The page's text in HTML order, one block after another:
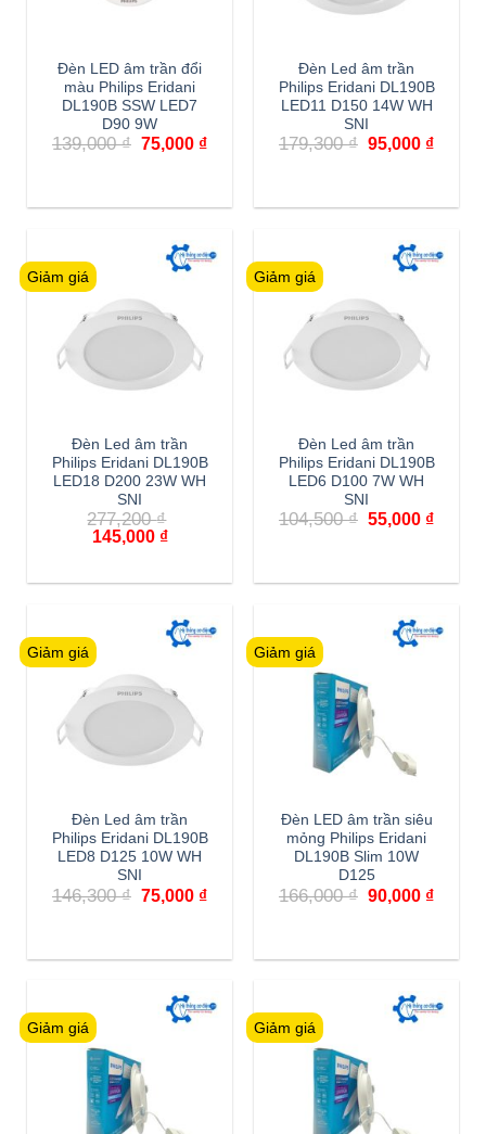
Đèn LED âm trần đổi
màu Philips Eridani
DL190B SSW LED7
D90 9W
139,000₫ Giá
75,000 ₫Giá
75,000 ₫.
Đèn Led âm trần
Philips Eridani DL190B
LED11 D150 14W WH
SNI
179,300₫ Giá
95,000 ₫Giá
Giảm giá
Đèn Led âm trần
Philips Eridani DL190B
LED18 D200 23W WH
SNI
277,200₫
Giá
277,200 ₫.
145,000 ₫Giá
là:
Giảm giá
Đèn Led âm trần
Philips Eridani DL190B
LED6 D100 7W WH
SNI
104,500₫ Giá
55,000 ₫Giá
Giảm giá
Đèn Led âm trần
Philips Eridani DL190B
LED8 D125 10W WH
SNI
146,300₫ Giá
75,000 ₫Giá
75,000 ₫.
Giảm giá
Đèn LED âm trần siêu
mỏng Philips Eridani
DL190B Slim 10W
D125
166,000₫ Giá
90,000 ₫Giá
Giảm giá Giảm giá